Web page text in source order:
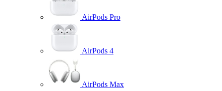
AirPods Pro
AirPods 4
AirPods Max